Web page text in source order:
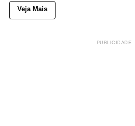
Veja Mais
PUBLICIDADE